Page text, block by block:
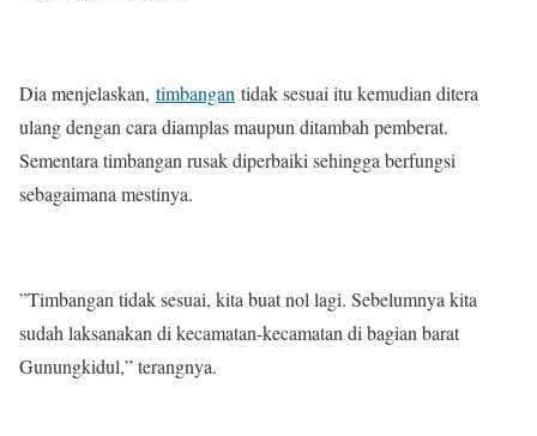
Dia menjelaskan, timbangan tidak sesuai itu kemudian ditera
ulang dengan cara diamplas maupun ditambah pemberat.
Sementara timbangan rusak diperbaiki sehingga berfungsi
sebagaimana mestinya.
”Timbangan tidak sesuai, kita buat nol lagi. Sebelumnya kita
sudah laksanakan di kecamatan-kecamatan di bagian barat
Gunungkidul,” terangnya.